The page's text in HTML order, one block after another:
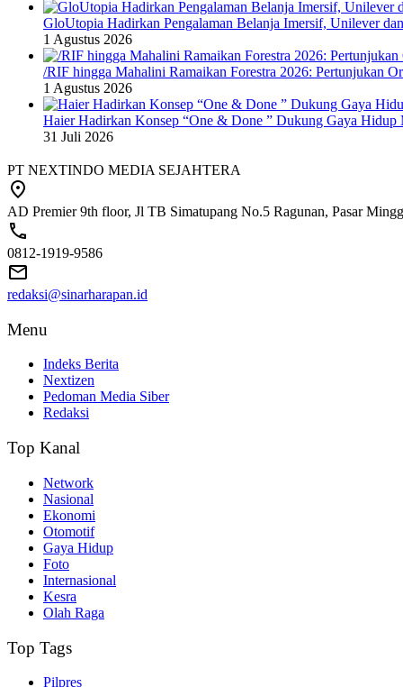
GloUtopia Hadirkan Pengalaman Belanja Imersif, Unilever
1 Agustus 2026
/RIF hingga Mahalini Ramaikan Forestra 2026: Pertunjukan
1 Agustus 2026
Haier Hadirkan Konsep “One & Done ” Dukung Gaya Hidup
31 Juli 2026
PT NEXTINDO MEDIA SEJAHTERA
AD Premier 9th floor, Jl TB Simatupang No.5 Ragunan, Pasar
0812-1919-9586
redaksi@sinarharapan.id
Menu
Indeks Berita
Nextizen
Pedoman Media Siber
Redaksi
Top Kanal
Network
Nasional
Ekonomi
Otomotif
Gaya Hidup
Foto
Internasional
Kesra
Olah Raga
Top Tags
Pilpres